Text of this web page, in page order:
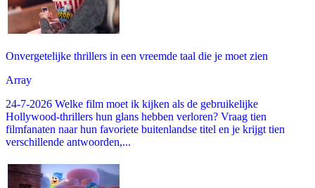
Onvergetelijke thrillers in een vreemde taal die je moet zien
Array
24-7-2026 Welke film moet ik kijken als de gebruikelijke
Hollywood-thrillers hun glans hebben verloren? Vraag tien
filmfanaten naar hun favoriete buitenlandse titel en je krijgt tien
verschillende antwoorden,...